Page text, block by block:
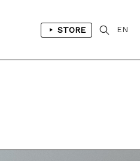
STORE EN